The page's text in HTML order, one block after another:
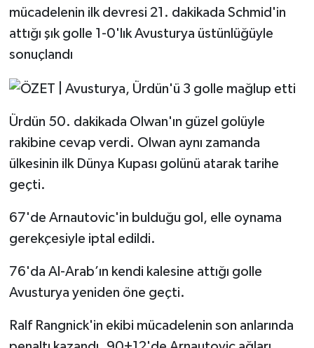
mücadelenin ilk devresi 21. dakikada Schmid'in
attığı şık golle 1-0'lık Avusturya üstünlüğüyle
sonuçlandı
Ürdün 50. dakikada Olwan'ın güzel golüyle
rakibine cevap verdi. Olwan aynı zamanda
ülkesinin ilk Dünya Kupası golünü atarak tarihe
geçti.
67'de Arnautovic'in bulduğu gol, elle oynama
gerekçesiyle iptal edildi.
76'da Al-Arab’ın kendi kalesine attığı golle
Avusturya yeniden öne geçti.
Ralf Rangnick'in ekibi mücadelenin son anlarında